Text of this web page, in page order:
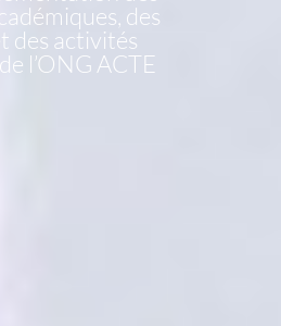
des
des activités
l’ONG ACTE